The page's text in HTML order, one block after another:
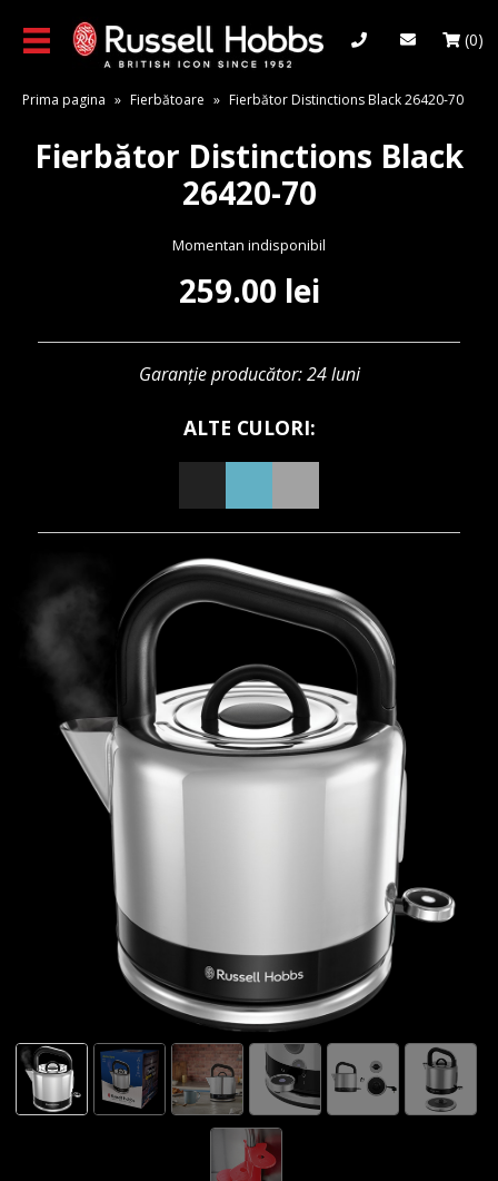
main
(0)
Prima pagina » Fierbătoare » Fierbător Distinctions Black 26420-70
Fierbător Distinctions Black
26420-70
Momentan indisponibil
259.00 lei
Garanție producător: 24 luni
ALTE CULORI: